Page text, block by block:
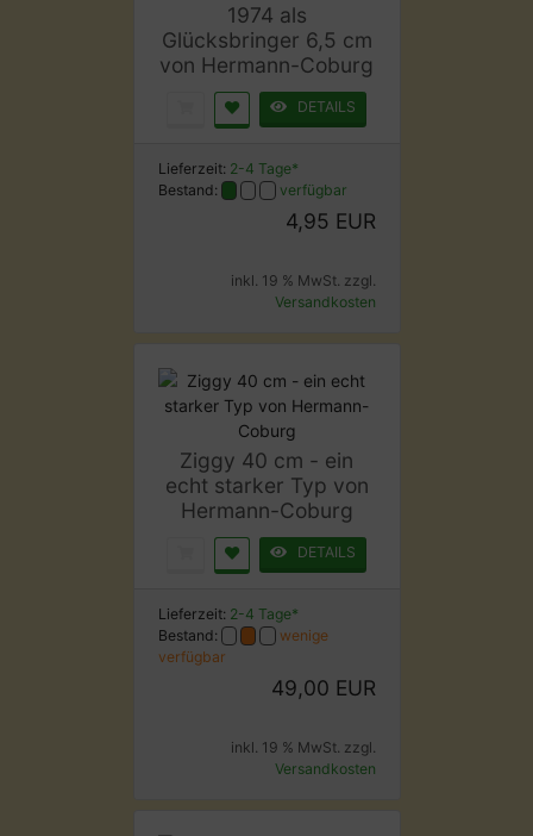
1974 als
Glücksbringer 6,5 cm
von Hermann-Coburg
DETAILS
Lieferzeit: 2-4 Tage*
Bestand:
verfügbar
4,95 EUR
inkl. 19 % MwSt. zzgl.
Versandkosten
Ziggy 40 cm - ein
echt starker Typ von
Hermann-Coburg
DETAILS
Lieferzeit: 2-4 Tage*
Bestand:
wenige
verfügbar
49,00 EUR
inkl. 19 % MwSt. zzgl.
Versandkosten